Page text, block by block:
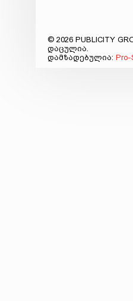
© 2026 PUBLICITY
დაცულია.
დამზადებულია: Pro-